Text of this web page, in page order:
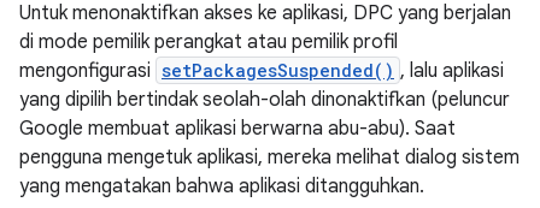
Untuk menonaktifkan akses ke aplikasi, DPC yang berjalan
di mode pemilik perangkat atau pemilik profil
mengonfigurasi setPackagesSuspended() , lalu aplikasi
yang dipilih bertindak seolah-olah dinonaktifkan (peluncur
Google membuat aplikasi berwarna abu-abu). Saat
pengguna mengetuk aplikasi, mereka melihat dialog sistem
yang mengatakan bahwa aplikasi ditangguhkan.